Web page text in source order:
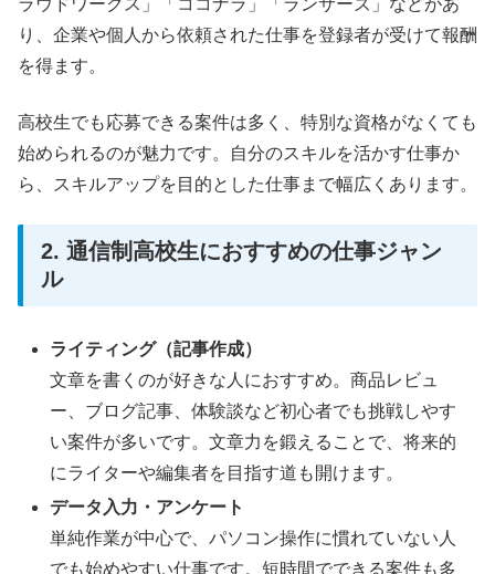
ラウドワークス」「ココナラ」「ランサーズ」などがあ
り、企業や個人から依頼された仕事を登録者が受けて報酬
を得ます。
高校生でも応募できる案件は多く、特別な資格がなくても
始められるのが魅力です。自分のスキルを活かす仕事か
ら、スキルアップを目的とした仕事まで幅広くあります。
2. 通信制高校生におすすめの仕事ジャン
ル
ライティング（記事作成）
文章を書くのが好きな人におすすめ。商品レビュ
ー、ブログ記事、体験談など初心者でも挑戦しやす
い案件が多いです。文章力を鍛えることで、将来的
にライターや編集者を目指す道も開けます。
データ入力・アンケート
単純作業が中心で、パソコン操作に慣れていない人
でも始めやすい仕事です。短時間でできる案件も多